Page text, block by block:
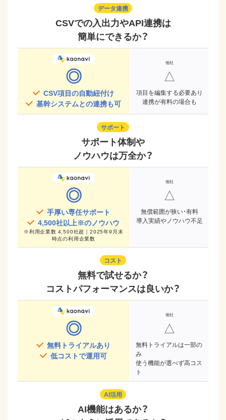
データ連携
CSVでの入出力やAPI連携は
簡単にできるか？
◎
CSV項目の自動紐付け
基幹システムとの連携も可
△
項目を編集する必要あり
連携が有料の場合も
サポート
サポート体制や
ノウハウは万全か？
◎
手厚い専任サポート
4,500社以上※のノウハウ
※利用企業数 4,500社超｜2025年9月末
時点の利用企業数
△
無償範囲が狭い・有料
導入実績やノウハウ不足
コスト
無料で試せるか？
コストパフォーマンスは良いか？
◎
無料トライアルあり
低コストで運用可
△
無料トライアルは一部の
み
使う機能が選べず高コス
ト
AI活用
AI機能はあるか？